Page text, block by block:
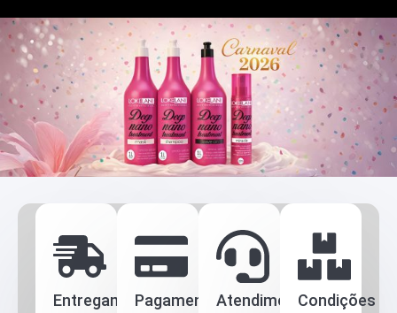
EntregamosPagamentoAtendimentoCondições